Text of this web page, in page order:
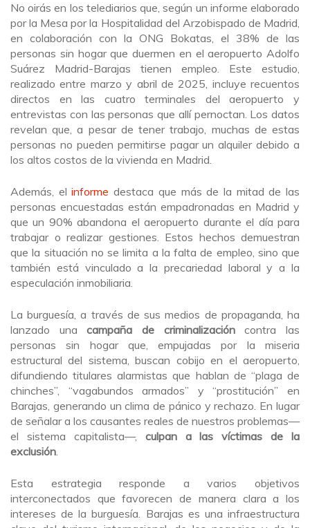
No oirás en los telediarios que, según un informe elaborado
por la Mesa por la Hospitalidad del Arzobispado de Madrid,
en colaboración con la ONG Bokatas, el 38% de las
personas sin hogar que duermen en el aeropuerto Adolfo
Suárez Madrid-Barajas tienen empleo. Este estudio,
realizado entre marzo y abril de 2025, incluye recuentos
directos en las cuatro terminales del aeropuerto y
entrevistas con las personas que allí pernoctan. Los datos
revelan que, a pesar de tener trabajo, muchas de estas
personas no pueden permitirse pagar un alquiler debido a
los altos costos de la vivienda en Madrid.
Además, elinformedestaca que más de la mitad de las
personas encuestadas están empadronadas en Madrid y
que un 90% abandona el aeropuerto durante el día para
trabajar o realizar gestiones. Estos hechos demuestran
que la situación no se limita a la falta de empleo, sino que
también está vinculado a la precariedad laboral y a la
especulación inmobiliaria.
La burguesía, a través de sus medios de propaganda, ha
lanzado unacampaña de criminalizacióncontra las
personas sin hogar que, empujadas por la miseria
estructural del sistema, buscan cobijo en el aeropuerto,
difundiendo titulares alarmistas que hablan de “plaga de
chinches”, “vagabundos armados” y “prostitución” en
Barajas, generando un clima de pánico y rechazo. En lugar
de señalar a los causantes reales de nuestros problemas—
el sistema capitalista—, culpan a las víctimas de la
exclusión.
Esta estrategia responde a varios objetivos
interconectados que favorecen de manera clara a los
intereses de la burguesía. Barajas es una infraestructura